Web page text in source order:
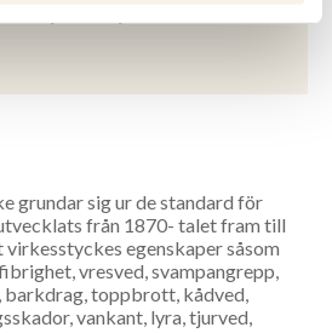
grundar sig ur de standard för
från 1870- talet fram till
egenskaper såsom
vresved, svampangrepp,
barkdrag, toppbrott, kådved,
vankant, lyra, tjurved,